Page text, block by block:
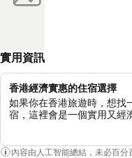
實用資訊
香港經濟實惠的住宿選擇
如果你在香港旅遊時，想找
宿，這裡會是一個實用又經
內容由人工智能總結，未必百分